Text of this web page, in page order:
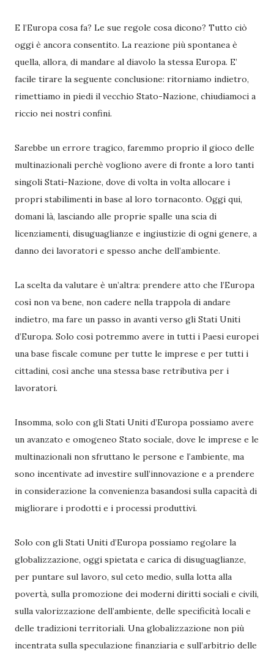
E l’Europa cosa fa? Le sue regole cosa dicono? Tutto ciò
oggi è ancora consentito. La reazione più spontanea è
quella, allora, di mandare al diavolo la stessa Europa. E’
facile tirare la seguente conclusione: ritorniamo indietro,
rimettiamo in piedi il vecchio Stato-Nazione, chiudiamoci a
riccio nei nostri confini.
Sarebbe un errore tragico, faremmo proprio il gioco delle
multinazionali perchè vogliono avere di fronte a loro tanti
singoli Stati-Nazione, dove di volta in volta allocare i
propri stabilimenti in base al loro tornaconto. Oggi qui,
domani là, lasciando alle proprie spalle una scia di
licenziamenti, disuguaglianze e ingiustizie di ogni genere, a
danno dei lavoratori e spesso anche dell’ambiente.
La scelta da valutare è un’altra: prendere atto che l’Europa
così non va bene, non cadere nella trappola di andare
indietro, ma fare un passo in avanti verso gli Stati Uniti
d’Europa. Solo così potremmo avere in tutti i Paesi europei
una base fiscale comune per tutte le imprese e per tutti i
cittadini, così anche una stessa base retributiva per i
lavoratori.
Insomma, solo con gli Stati Uniti d’Europa possiamo avere
un avanzato e omogeneo Stato sociale, dove le imprese e le
multinazionali non sfruttano le persone e l’ambiente, ma
sono incentivate ad investire sull’innovazione e a prendere
in considerazione la convenienza basandosi sulla capacità di
migliorare i prodotti e i processi produttivi.
Solo con gli Stati Uniti d’Europa possiamo regolare la
globalizzazione, oggi spietata e carica di disuguaglianze,
per puntare sul lavoro, sul ceto medio, sulla lotta alla
povertà, sulla promozione dei moderni diritti sociali e civili,
sulla valorizzazione dell’ambiente, delle specificità locali e
delle tradizioni territoriali. Una globalizzazione non più
incentrata sulla speculazione finanziaria e sull’arbitrio delle